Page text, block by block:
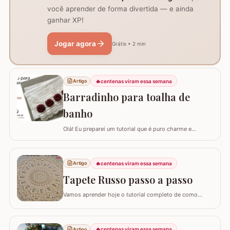
você aprender de forma divertida — e ainda
ganhar XP!
Jogar agora Grátis • 2 min
Artigo 🔥centenas viram essa semana
Barradinho para toalha de
banho
Olá! Eu preparei um tutorial que é puro charme e
como confeccionar um Barradinho para Toalha de
Banho ou Toalha de Rosto passo a passo. Esse
trabalho transforma uma peça simples em um item de
decoração de luxo, ideal para presentear ou para…
Artigo 🔥centenas viram essa semana
Tapete Russo passo a passo
Vamos aprender hoje o tutorial completo de como
detalhes e texturas, não é difícil de fazer; as imagens e